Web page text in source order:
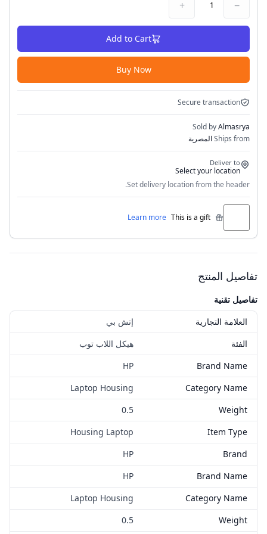
−
1
+
Add to Cart
Buy Now
Secure transaction
Sold byAlmasrya
Ships fromالمصرية
Deliver to
Select your location
Set delivery location from the header.
This is a gift
Learn more
تفاصيل المنتج
تفاصيل تقنية
العلامة التجارية
إتش بي
الفئة
هيكل اللاب توب
Brand Name
HP
Category Name
Laptop Housing
Weight
0.5
Item Type
Housing Laptop
Brand
HP
Brand Name
HP
Category Name
Laptop Housing
Weight
0.5